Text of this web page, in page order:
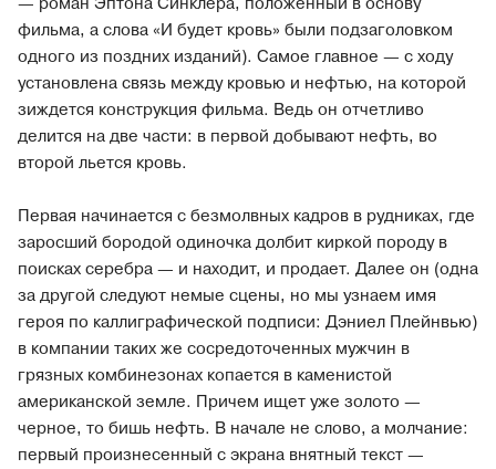
фильма, а слова «И будет кровь» были подзаголовком
одного из поздних изданий). Самое главное — с ходу
установлена связь между кровью и нефтью, на которой
зиждется конструкция фильма. Ведь он отчетливо
делится на две части: в первой добывают нефть, во
второй льется кровь.
Первая начинается с безмолвных кадров в рудниках, где
заросший бородой одиночка долбит киркой породу в
поисках серебра — и находит, и продает. Далее он (одна
за другой следуют немые сцены, но мы узнаем имя
героя по каллиграфической подписи: Дэниел Плейнвью)
в компании таких же сосредоточенных мужчин в
грязных комбинезонах копается в каменистой
американской земле. Причем ищет уже золото —
черное, то бишь нефть. В начале не слово, а молчание:
первый произнесенный с экрана внятный текст —